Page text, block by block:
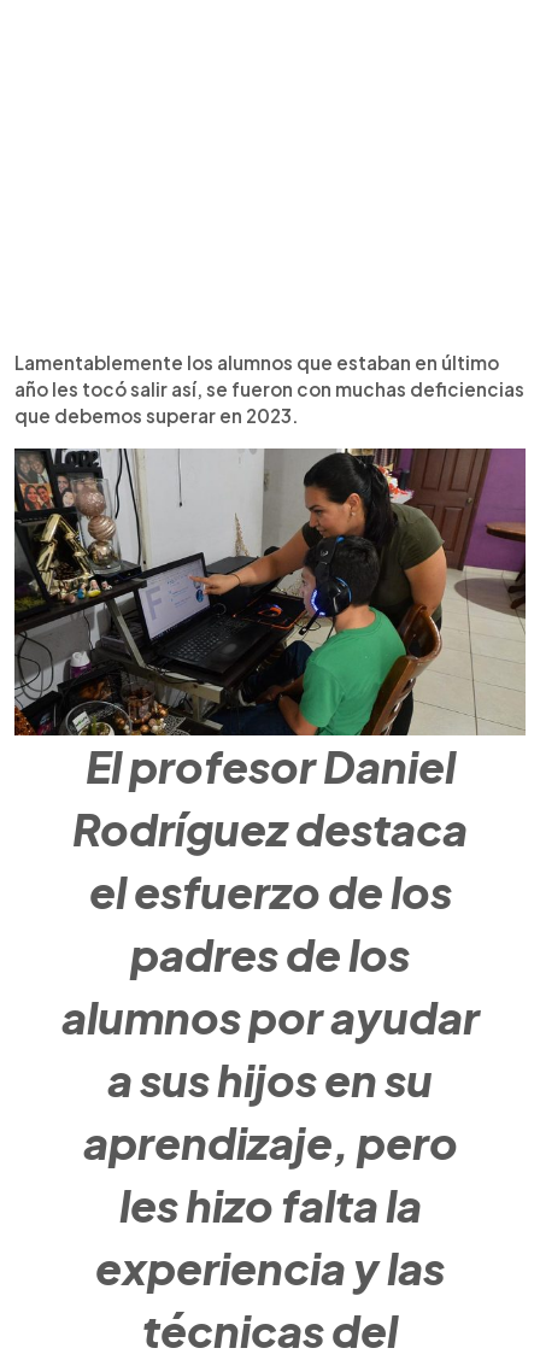
Lamentablemente los alumnos que estaban en último
año les tocó salir así, se fueron con muchas deficiencias
que debemos superar en 2023.
El profesor Daniel
Rodríguez destaca
el esfuerzo de los
padres de los
alumnos por ayudar
a sus hijos en su
aprendizaje, pero
les hizo falta la
experiencia y las
técnicas del